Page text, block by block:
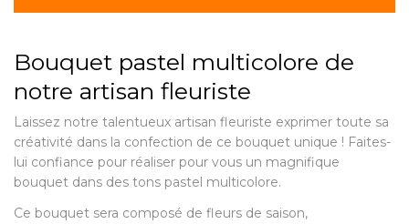
Bouquet pastel multicolore de
notre artisan fleuriste
Laissez notre talentueux artisan fleuriste exprimer toute sa
créativité dans la confection de ce bouquet unique ! Faites-
lui confiance pour réaliser pour vous un magnifique
bouquet dans des tons pastel multicolore.
Ce bouquet sera composé de fleurs de saison,